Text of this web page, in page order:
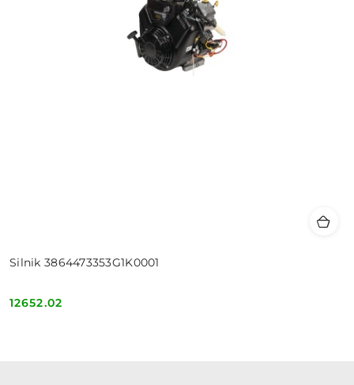
Silnik 3864473353G1K0001
Cena:
12652.02